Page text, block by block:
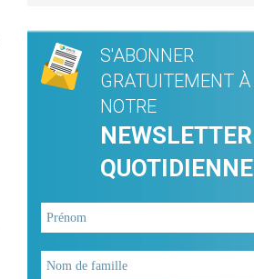
S'ABONNER
GRATUITEMENT À
NOTRE
NEWSLETTER
QUOTIDIENNE